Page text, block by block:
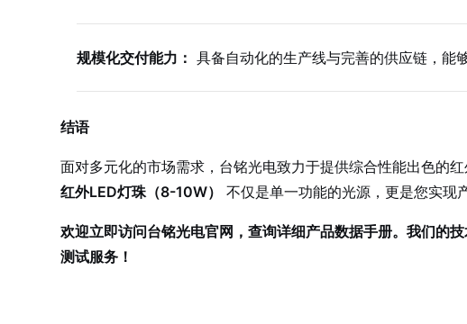
规模化交付能力： 具备自动化的生产线与完善的供应链，能
结语
面对多元化的市场需求，台铭光电致力于提供综合性能出色的
红外LED灯珠（8-10W）
不仅是单一功能的光源，更是您实现
欢迎立即访问台铭光电官网，查询详细产品数据手册。我们的
测试服务！